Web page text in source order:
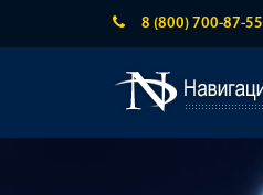
8 (800) 700-87-55